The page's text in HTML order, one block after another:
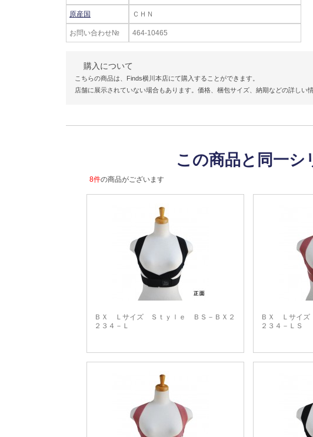
原産国 ＣＨＮ
お問い合わせ№ 464-10465
購入について
こちらの商品は、Finds横川本店にて購入することができます。
店舗に展示されていない場合もあります。価格、梱包サイズ、納期などの詳しい
この商品と同一シ
8件の商品がございます
ＢＸ Ｌサイズ Ｓｔｙｌｅ ＢＳ－ＢＸ２
２３４－Ｌ
ＢＸ Ｌサイ
２３４－ＬＳ